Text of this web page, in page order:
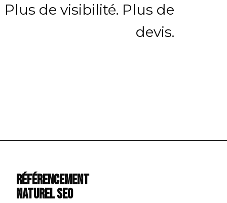
Plus de visibilité. Plus de
devis.
Référencement
Naturel SEO